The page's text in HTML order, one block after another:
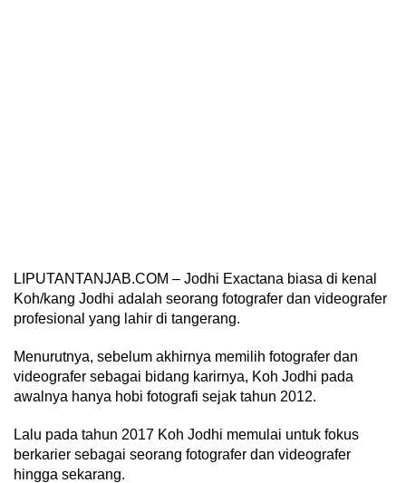
LIPUTANTANJAB.COM – Jodhi Exactana biasa di kenal
Koh/kang Jodhi adalah seorang fotografer dan videografer
profesional yang lahir di tangerang.
Menurutnya, sebelum akhirnya memilih fotografer dan
videografer sebagai bidang karirnya, Koh Jodhi pada
awalnya hanya hobi fotografi sejak tahun 2012.
Lalu pada tahun 2017 Koh Jodhi memulai untuk fokus
berkarier sebagai seorang fotografer dan videografer
hingga sekarang.